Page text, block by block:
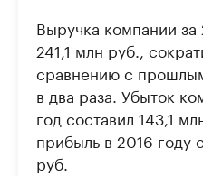
Выручка компании за
241,1 млн руб.,
сравнению с
в два раза. Убыток
год составил 143,1
прибыль в 2016 году
руб.